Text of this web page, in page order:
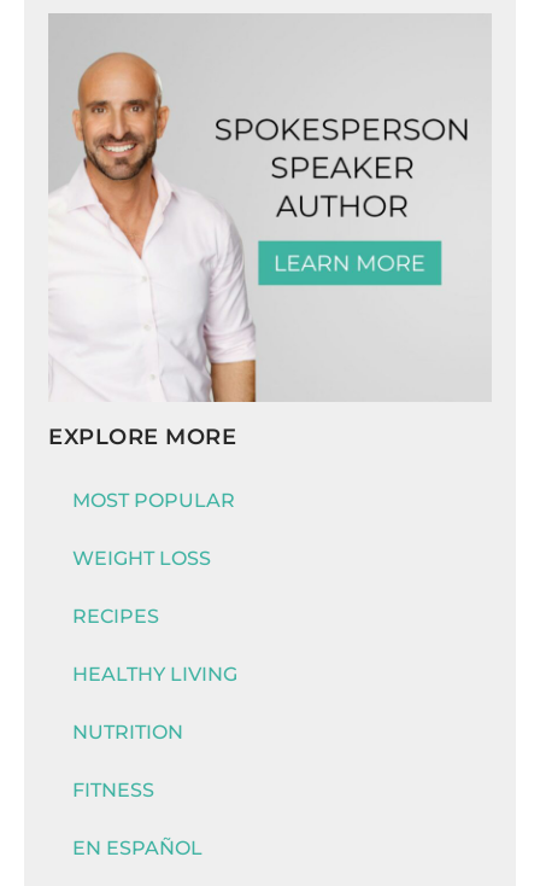
EXPLORE MORE
MOST POPULAR
WEIGHT LOSS
RECIPES
HEALTHY LIVING
NUTRITION
FITNESS
EN ESPAÑOL